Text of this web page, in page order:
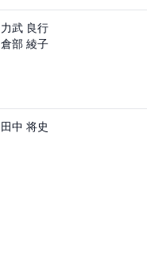
力武 良行
倉部 綾子
田中 将史